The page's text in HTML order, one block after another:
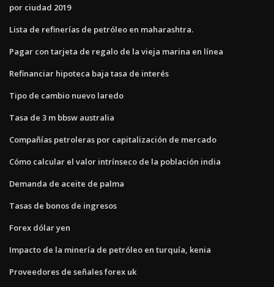
por ciudad 2019
Lista de refinerías de petróleo en maharashtra.
Pagar con tarjeta de regalo de la vieja marina en línea
Refinanciar hipoteca baja tasa de interés
Tipo de cambio nuevo laredo
Tasa de 3 m bbsw australia
Compañías petroleras por capitalización de mercado
Cómo calcular el valor intrínseco de la población india
Demanda de aceite de palma
Tasas de bonos de ingresos
Forex dólar yen
Impacto de la minería de petróleo en turquía, kenia
Proveedores de señales forex uk